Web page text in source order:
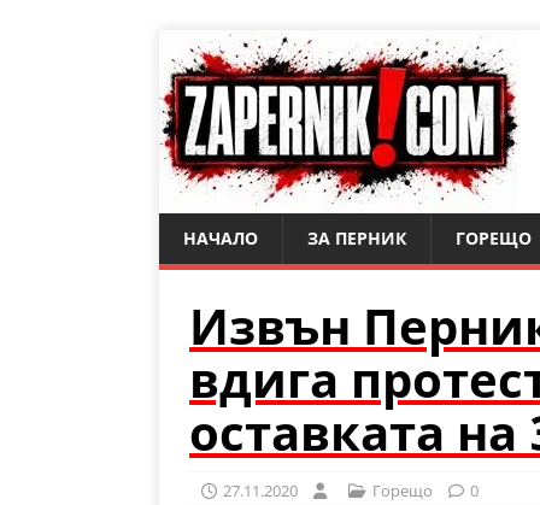
НАЧАЛО ЗА ПЕРНИК ГОРЕЩО
Извън
вдига
оставката на
27.11.2020 Горещо 0